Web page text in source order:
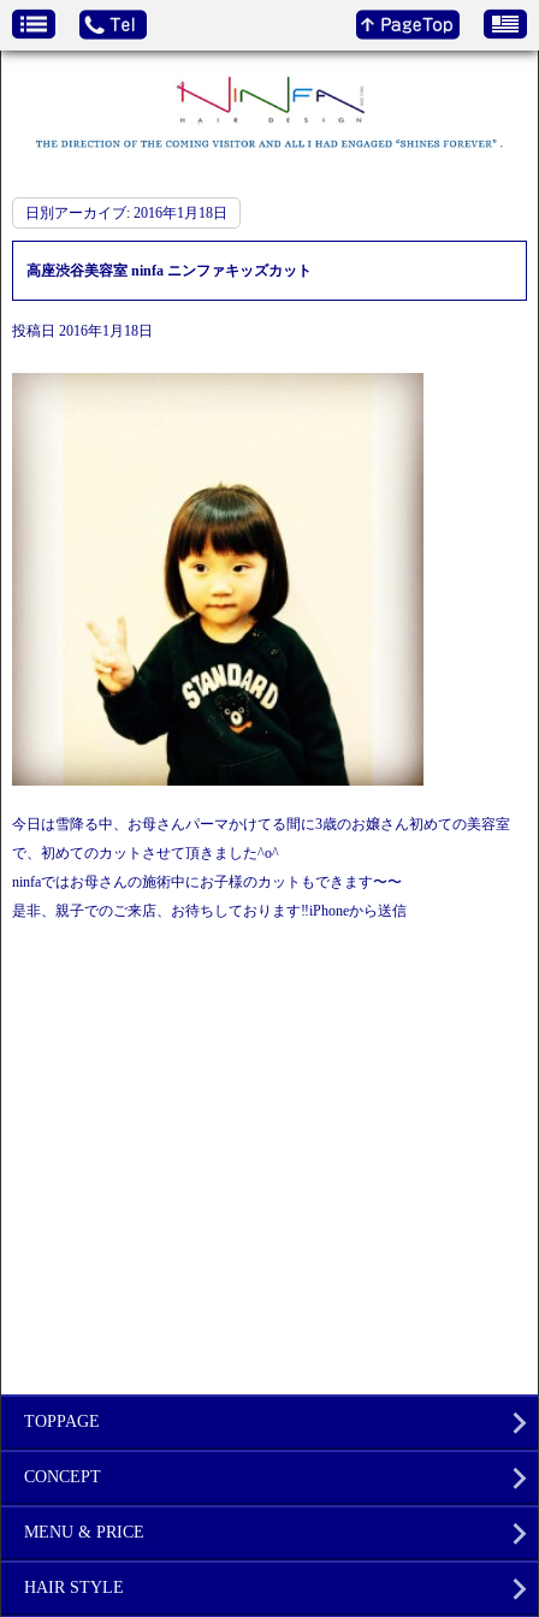
日別アーカイブ: 2016年1月18日
高座渋谷美容室 ninfa ニンファキッズカット
投稿日 2016年1月18日
今日は雪降る中、お母さんパーマかけてる間に3歳のお嬢さん初めての美容室
で、初めてのカットさせて頂きました^o^
ninfaではお母さんの施術中にお子様のカットもできます〜〜
是非、親子でのご来店、お待ちしております‼️iPhoneから送信
TOPPAGE
CONCEPT
MENU & PRICE
HAIR STYLE